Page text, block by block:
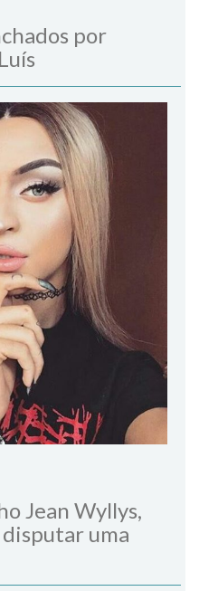
por
Jean Wyllys,
uma